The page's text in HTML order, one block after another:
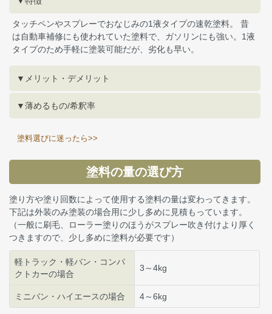
タッチペンやスプレーでおなじみの1液タイプの速乾塗料。 昔
は自動車補修にも使われていた塗料で、ガソリンにも強い。1液
タイプのため手軽に塗装可能だが、劣化も早い。
▼メリット・デメリット
▼薄めるもの/希釈率
塗料選びに迷ったら>>
塗料の量の選び方
塗り方や塗り回数によって使用する塗料の量は変わってきます。
下記は外装のみ塗装の場合用に少し多めに見積もっています。
（一般に刷毛、ローラー塗りのほうがスプレー吹き付けより厚く
つきますので、少し多めに塗料が必要です）
軽トラック・軽バン・コンパ
クトカーの場合
3～4kg
ミニバン・ハイエースの場合 4～6kg